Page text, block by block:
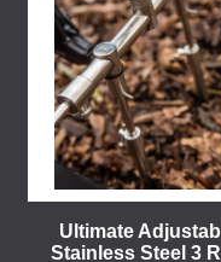
Ultimate
Stainless Steel 3